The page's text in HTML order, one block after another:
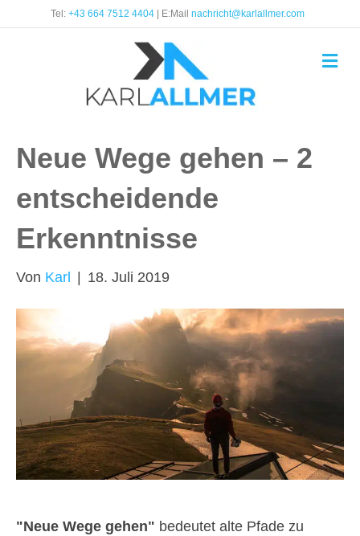
Tel: +43 664 7512 4404 | E:Mail nachricht@karlallmer.com
Neue Wege gehen – 2
entscheidende
Erkenntnisse
Von Karl 18. Juli 2019
"Neue Wege gehen" bedeutet alte Pfade zu